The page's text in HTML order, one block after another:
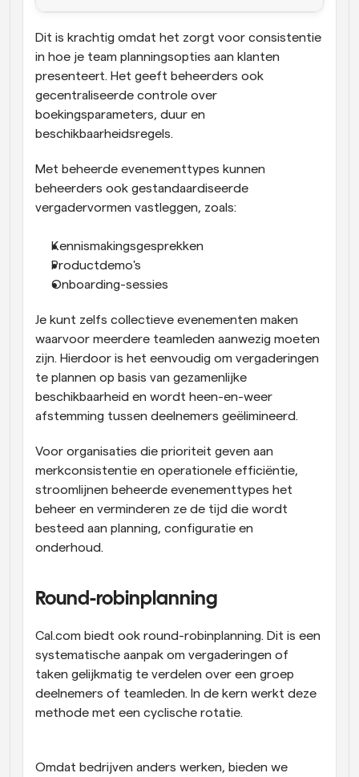
Dit is krachtig omdat het zorgt voor consistentie
in hoe je team planningsopties aan klanten
presenteert. Het geeft beheerders ook
gecentraliseerde controle over
boekingsparameters, duur en
beschikbaarheidsregels.
Met beheerde evenementtypes kunnen
beheerders ook gestandaardiseerde
vergadervormen vastleggen, zoals:
Kennismakingsgesprekken
Productdemo's
Onboarding-sessies
Je kunt zelfs collectieve evenementen maken
waarvoor meerdere teamleden aanwezig moeten
zijn. Hierdoor is het eenvoudig om vergaderingen
te plannen op basis van gezamenlijke
beschikbaarheid en wordt heen-en-weer
afstemming tussen deelnemers geëlimineerd.
Voor organisaties die prioriteit geven aan
merkconsistentie en operationele efficiëntie,
stroomlijnen beheerde evenementtypes het
beheer en verminderen ze de tijd die wordt
besteed aan planning, configuratie en
onderhoud.
Round-robinplanning
Cal.com biedt ook round-robinplanning. Dit is een
systematische aanpak om vergaderingen of
taken gelijkmatig te verdelen over een groep
deelnemers of teamleden. In de kern werkt deze
methode met een cyclische rotatie.
Omdat bedrijven anders werken, bieden we